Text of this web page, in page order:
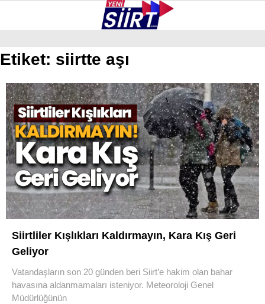
GALERİ VİDEO YAZARLAR
KURTALAN
ERUH
BAYKAN
PERVARI
ŞIRVAN
TILLO
GÜNDEM
Etiket: siirtte aşı
Siirtliler Kışlıkları Kaldırmayın, Kara Kış Geri
Geliyor
Vatandaşların son 20 günden beri Siirt’e hakim olan bahar
havasına aldanmamaları isteniyor. Meteoroloji Genel
Müdürlüğünün